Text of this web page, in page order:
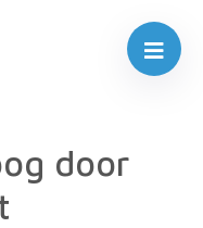
door